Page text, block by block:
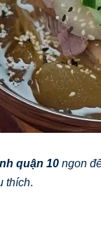
quận 10 ngon
thích.